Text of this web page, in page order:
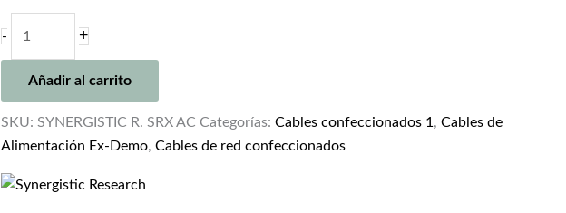
-
RESEARCH
POWER
CABLE
(EXDEMO)
+
Añadir al carrito
SKU: SYNERGISTIC R. SRX AC Categorías: Cables confeccionados 1 , Cables de
Alimentación Ex-Demo, Cables de red confeccionados